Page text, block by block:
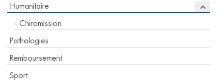
Humanitaire
Chiromission
Pathologies
Remboursement
Sport